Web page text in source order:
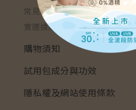
常見問題
實體據點
購物須知
試用包成分與功效
隱私權及網站使用條款